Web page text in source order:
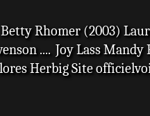
Betty Rhomer (2003)
.... Joy Lass
Herbig Site